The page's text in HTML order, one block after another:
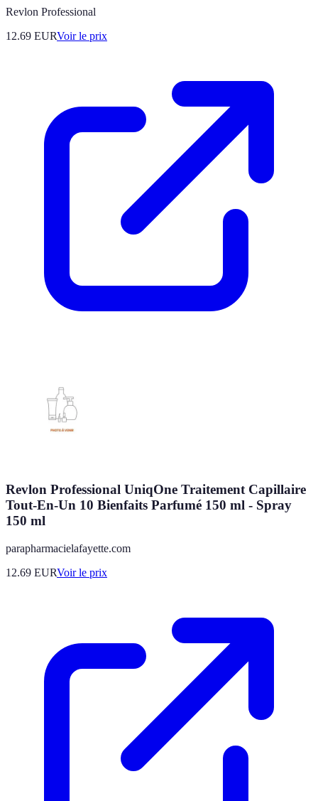
Revlon Professional
12.69 EURVoir le prix
Revlon Professional UniqOne Traitement Capillaire
Tout-En-Un 10 Bienfaits Parfumé 150 ml - Spray
150 ml
parapharmacielafayette.com
12.69 EURVoir le prix